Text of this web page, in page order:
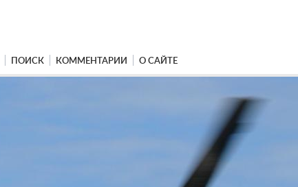
ПОИСК КОММЕНТАРИИ О САЙТЕ